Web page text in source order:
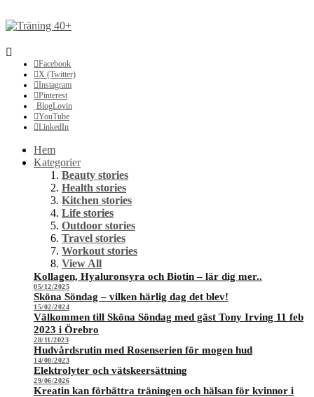
Facebook
X (Twitter)
Instagram
Pinterest
BlogLovin
YouTube
LinkedIn
Hem
Kategorier
Beauty stories
Health stories
Kitchen stories
Life stories
Outdoor stories
Travel stories
Workout stories
View All
Kollagen, Hyaluronsyra och Biotin – lär dig mer..
05/12/2025
Sköna Söndag – vilken härlig dag det blev!
15/02/2024
Välkommen till Sköna Söndag med gäst Tony Irving 11 feb
2023 i Örebro
28/11/2023
Hudvårdsrutin med Rosenserien för mogen hud
14/08/2023
Elektrolyter och vätskeersättning
29/06/2026
Kreatin kan förbättra träningen och hälsan för kvinnor i